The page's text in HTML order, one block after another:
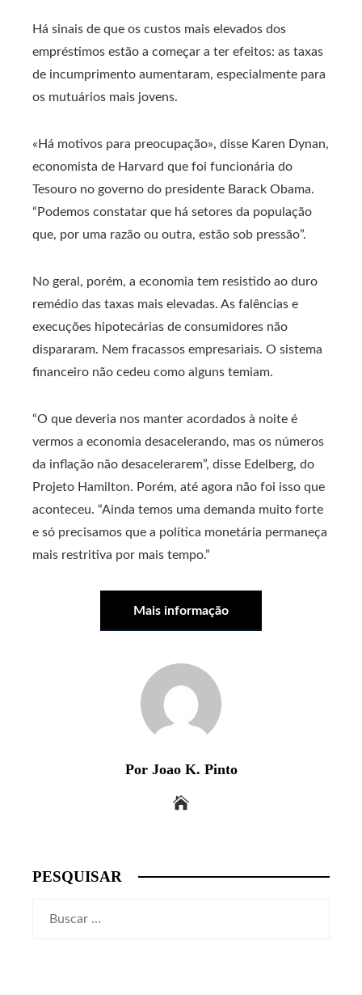
Há sinais de que os custos mais elevados dos
empréstimos estão a começar a ter efeitos: as taxas
de incumprimento aumentaram, especialmente para
os mutuários mais jovens.
«Há motivos para preocupação», disse Karen Dynan,
economista de Harvard que foi funcionária do
Tesouro no governo do presidente Barack Obama.
“Podemos constatar que há setores da população
que, por uma razão ou outra, estão sob pressão”.
No geral, porém, a economia tem resistido ao duro
remédio das taxas mais elevadas. As falências e
execuções hipotecárias de consumidores não
dispararam. Nem fracassos empresariais. O sistema
financeiro não cedeu como alguns temiam.
“O que deveria nos manter acordados à noite é
vermos a economia desacelerando, mas os números
da inflação não desacelerarem”, disse Edelberg, do
Projeto Hamilton. Porém, até agora não foi isso que
aconteceu. “Ainda temos uma demanda muito forte
e só precisamos que a política monetária permaneça
mais restritiva por mais tempo.”
Mais informação
Por Joao K. Pinto
PESQUISAR